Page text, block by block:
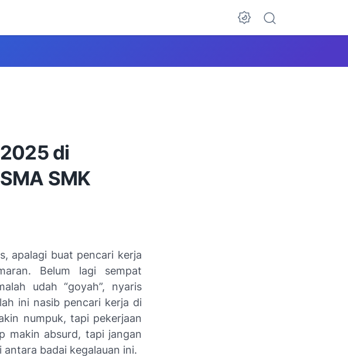
di
SMK
apalagi buat pencari kerja
Belum lagi sempat
udah “goyah”, nyaris
ini nasib pencari kerja di
numpuk, tapi pekerjaan
makin absurd, tapi jangan
badai kegalauan ini.